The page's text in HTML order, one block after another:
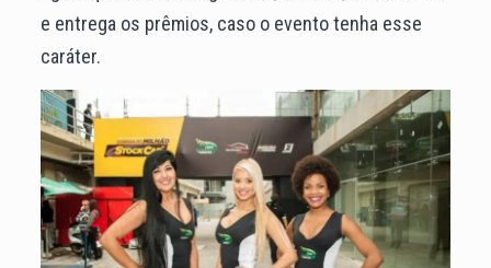
e entrega os prêmios, caso o evento tenha esse
caráter.